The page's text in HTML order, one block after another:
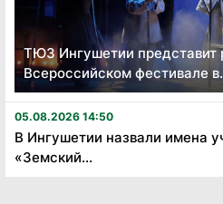
ТЮЗ Ингушетии представит
Всероссийском фестивале
05.08.2026 14:50
В Ингушетии назвали имена
«Земский...